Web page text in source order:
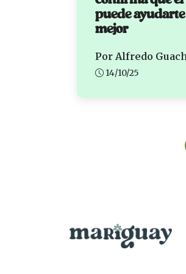
puede
mejor
Por Alfredo
14/10/25